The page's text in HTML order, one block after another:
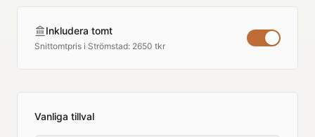
Inkludera tomt
Snittomtpris i Strömstad: 2650 tkr
Vanliga tillval